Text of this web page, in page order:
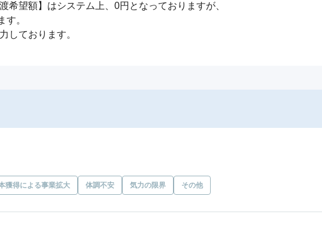
望額】はシステム上、0円となっておりますが、
す。
しております。
獲得による事業拡大 体調不安 気力の限界 その他